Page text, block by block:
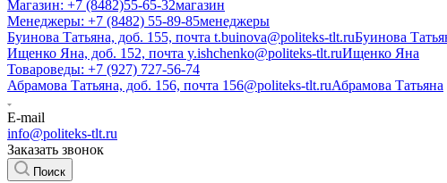
Магазин: +7 (8482)55-65-32магазин
Менеджеры: +7 (8482) 55-89-85менеджеры
Буинова Татьяна, доб. 155, почта t.buinova@politeks-tlt.ruБуинова
Ищенко Яна, доб. 152, почта y.ishchenko@politeks-tlt.ruИщенко Яна
Товароведы: +7 (927) 727-56-74
Абрамова Татьяна, доб. 156, почта 156@politeks-tlt.ruАбрамова Татьяна
E-mail
info@politeks-tlt.ru
Заказать звонок
Поиск